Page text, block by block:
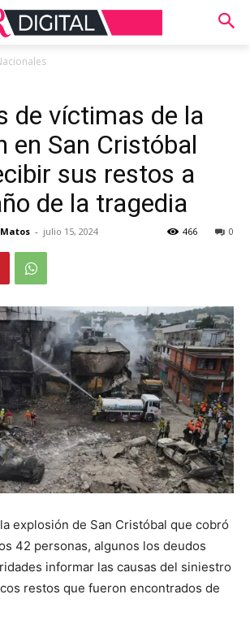
de víctimas de la
en San Cristóbal
sus restos a
de la tragedia
Matos - julio 15, 2024 0
466
explosión de San Cristóbal que cobró
42 personas, algunos los deudos
informar las causas del siniestro
restos que fueron encontrados de